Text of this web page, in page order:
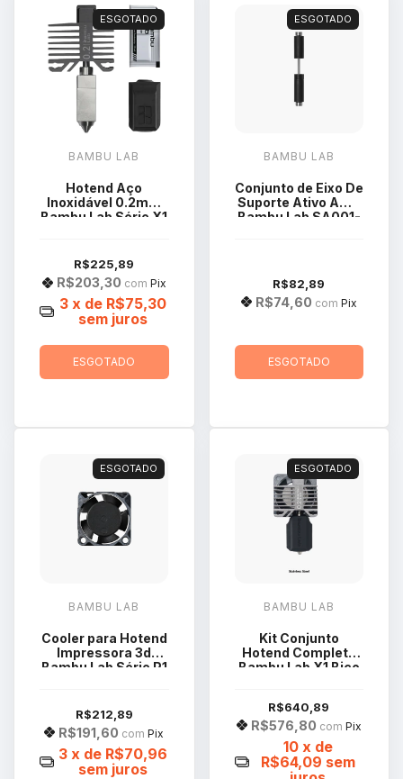
ESGOTADO
BAMBU LAB
Hotend Aço
Inoxidável 0.2mm
Bambu Lab Série X1
R$225,89
R$203,30 com Pix
3 x de R$75,30
sem juros
ESGOTADO
ESGOTADO
BAMBU LAB
Conjunto de Eixo De
Suporte Ativo AMS
Bambu Lab SA001-
R$82,89
R$74,60 com Pix
ESGOTADO
ESGOTADO
BAMBU LAB
Cooler para Hotend
Impressora 3d
Bambu Lab Série P1
R$212,89
R$191,60 com Pix
3 x de R$70,96
sem juros
ESGOTADO
BAMBU LAB
Kit Conjunto
Hotend Completo
Bambu Lab X1 Bico
R$640,89
R$576,80 com Pix
10 x de
R$64,09 sem